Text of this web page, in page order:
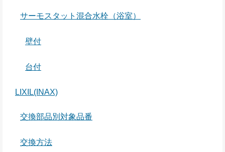
サーモスタット混合水栓（浴室）
壁付
台付
LIXIL(INAX)
交換部品別対象品番
交換方法